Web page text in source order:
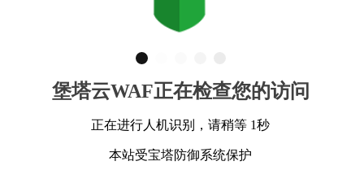
堡塔云WAF正在检查您的访问
正在进行人机识别，请稍等 1秒
本站受宝塔防御系统保护